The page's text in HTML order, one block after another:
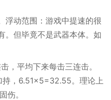
浮动范围：游戏中提速的很
。但毕竟不是武器本体。如
，平均下来每击三连击。
，6.51×5=32.55。理论上
伤。